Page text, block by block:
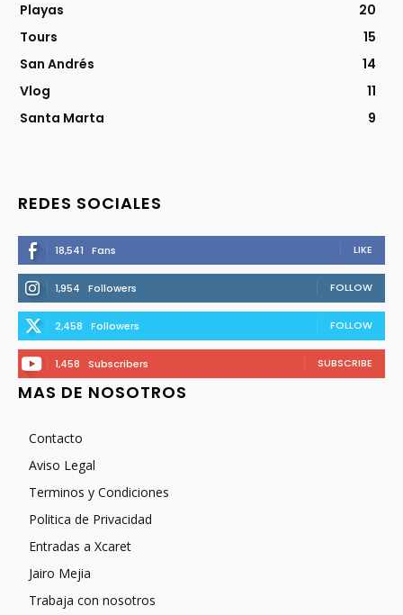
Playas
20
Tours
15
San Andrés
14
Vlog
11
Santa Marta
9
REDES SOCIALES
18,541 Fans LIKE
1,954 Followers FOLLOW
2,458 Followers FOLLOW
1,458 Subscribers SUBSCRIBE
MAS DE NOSOTROS
Contacto
Aviso Legal
Terminos y Condiciones
Politica de Privacidad
Entradas a Xcaret
Jairo Mejia
Trabaja con nosotros